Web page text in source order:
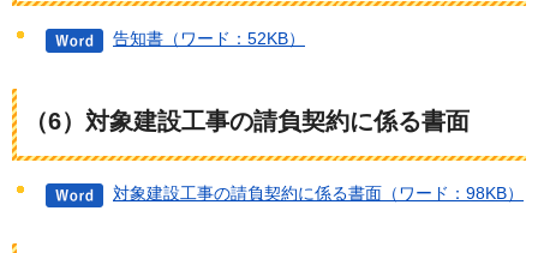
告知書（ワード：52KB）
（6）対象建設工事の請負契約に係る書面
対象建設工事の請負契約に係る書面（ワード：98KB）